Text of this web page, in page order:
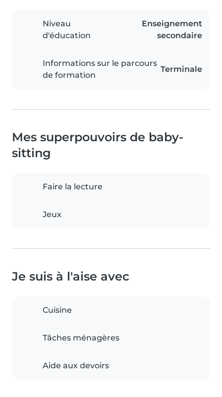
Niveau
d'éducation
Enseignement
secondaire
Informations sur le parcours
de formation
Terminale
Mes superpouvoirs de baby-
sitting
Faire la lecture
Jeux
Je suis à l'aise avec
Cuisine
Tâches ménagères
Aide aux devoirs